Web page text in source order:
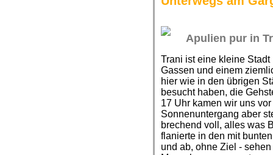
Apulien pur in
Trani ist eine kleine
Gassen und einem
hier wie in den übrigen
besucht haben, die
17 Uhr kamen wir uns
Sonnenuntergang aber
brechend voll, alles was
flanierte in den mit
und ab, ohne Ziel -